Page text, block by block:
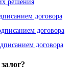
договора
договора
договора